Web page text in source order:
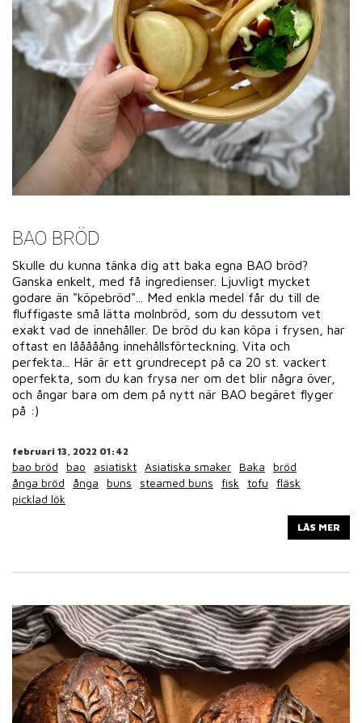
BAO BRÖD
Skulle du kunna tänka dig att baka egna BAO bröd?
Ganska enkelt, med få ingredienser. Ljuvligt mycket
godare än "köpebröd"... Med enkla medel får du till de
fluffigaste små lätta molnbröd, som du dessutom vet
exakt vad de innehåller. De bröd du kan köpa i frysen, har
oftast en lååååång innehållsförteckning. Vita och
perfekta... Här är ett grundrecept på ca 20 st. vackert
operfekta, som du kan frysa ner om det blir några över,
och ångar bara om dem på nytt när BAO begäret flyger
på :)
februari 13, 2022 01:42
bao bröd bao asiatiskt Asiatiska smaker Baka
bröd
ånga bröd
ånga buns steamed buns fisk tofu
fläsk
picklad lök
LÄS MER